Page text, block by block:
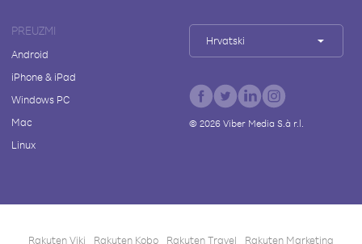
PREUZMI
Android
iPhone & iPad
Windows PC
Mac
Linux
Hrvatski
© 2026Viber Media S.à r.l.
Rakuten Viki Rakuten Kobo Rakuten Travel Rakuten Marketing